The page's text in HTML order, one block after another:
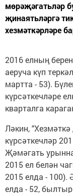
мөрәҗәгатьләр
җинаятьләргә
хезмәткәрләре
2016 елның
аеруча күп
мартта - 53).
күрсәткечләре
кварталга
Ләкин, "Хезмәткә
күрсәткечләр
Җәмәгать
2015 ел белән
2015 елда - 100).
елда - 52, былтыр